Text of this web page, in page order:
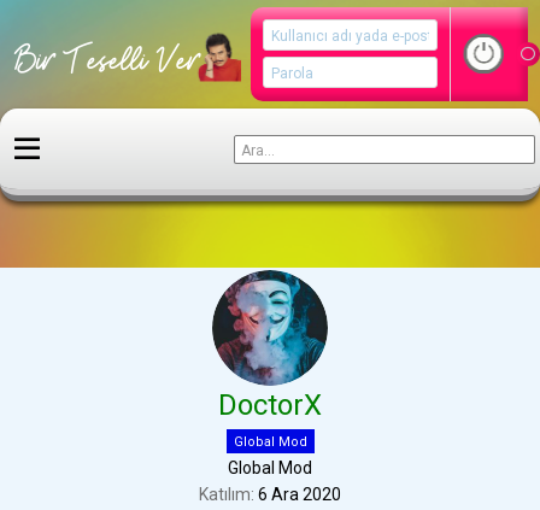
DoctorX
Global Mod
Global Mod
Katılım 6 Ara 2020